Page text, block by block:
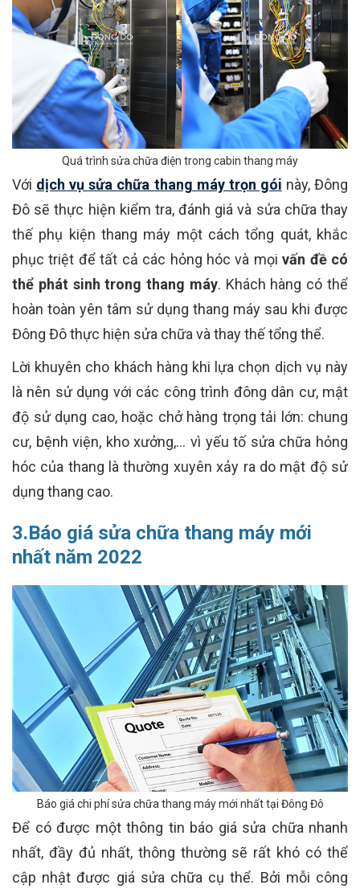
Quá trình sửa chữa điện trong cabin thang máy
Với dịch vụ sửa chữa thang máy trọn gói này, Đông
Đô sẽ thực hiện kiểm tra, đánh giá và sửa chữa thay
thế phụ kiện thang máy một cách tổng quát, khắc
phục triệt để tất cả các hỏng hóc và mọivấn đề có
thể phát sinh trong thang máy. Khách hàng có thể
hoàn toàn yên tâm sử dụng thang máy sau khi được
Đông Đô thực hiện sửa chữa và thay thế tổng thể.
Lời khuyên cho khách hàng khi lựa chọn dịch vụ này
là nên sử dụng với các công trình đông dân cư, mật
độ sử dụng cao, hoặc chở hàng trọng tải lớn: chung
cư, bệnh viện, kho xưởng,… vì yếu tố sửa chữa hỏng
hóc của thang là thường xuyên xảy ra do mật độ sử
dụng thang cao.
3.Báo giá sửa chữa thang máy mới
nhất năm 2022
Báo giá chi phí sửa chữa thang máy mới nhất tại Đông Đô
Để có được một thông tin báo giá sửa chữa nhanh
nhất, đầy đủ nhất, thông thường sẽ rất khó có thể
cập nhật được giá sửa chữa cụ thể. Bởi mỗi công